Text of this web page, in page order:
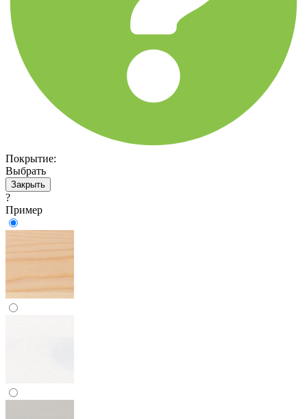
Покрытие:
Выбрать
Закрыть
?
Пример